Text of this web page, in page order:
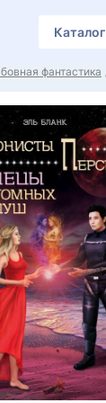
Каталог
фантастика